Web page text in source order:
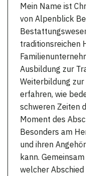
Mein Name ist
von Alpenblick
traditionsreichen
Ausbildung zur
Weiterbildung
erfahren, wie
schweren Zeiten
Moment des
Besonders am
und ihren
kann.
welcher